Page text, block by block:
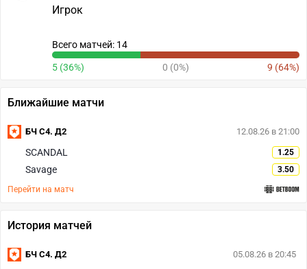
Игрок
Всего матчей: 14
5 (36%) 0 (0%) 9 (64%)
Ближайшие матчи
12.08.26 в 21:00
SCANDAL
Savage
Перейти на матч
1.25
3.50
БЧ С4. Д2
История матчей
05.08.26 в 20:45
БЧ С4. Д2